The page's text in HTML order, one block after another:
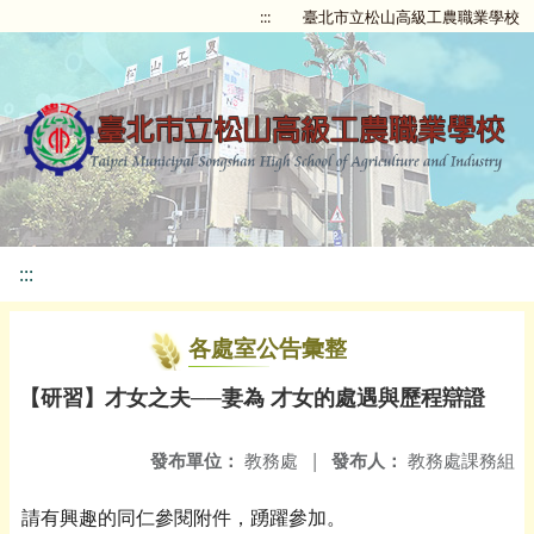
::: 臺北市立松山高級工農職業學校
:::
各處室公告彙整
【研習】才女之夫──妻為 才女的處遇與歷程辯證
發布人： 教務處課務組
發布單位： 教務處 |
請有興趣的同仁參閱附件，踴躍參加。